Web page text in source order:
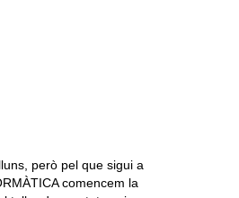
però pel que sigui a
comencem la